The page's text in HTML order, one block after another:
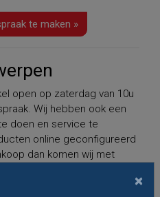
te maken »
open op zaterdag van 10u
Wij hebben ook een
doen en service te
online geconfigureerd
dan komen wij met
×